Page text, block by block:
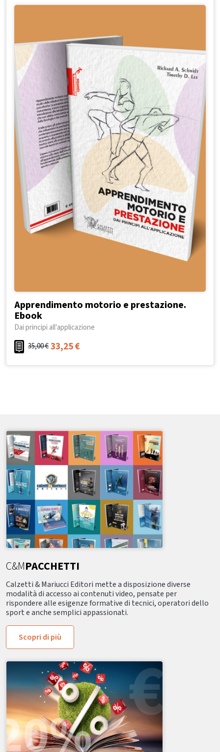
Apprendimento motorio e prestazione.
Ebook
Dai principi all'applicazione
35,00€33,25€
C&MPACCHETTI
Calzetti & Mariucci Editori mette a disposizione diverse
modalità di accesso ai contenuti video, pensate per
rispondere alle esigenze formative di tecnici, operatori dello
sport e anche semplici appassionati.
Scopri di più